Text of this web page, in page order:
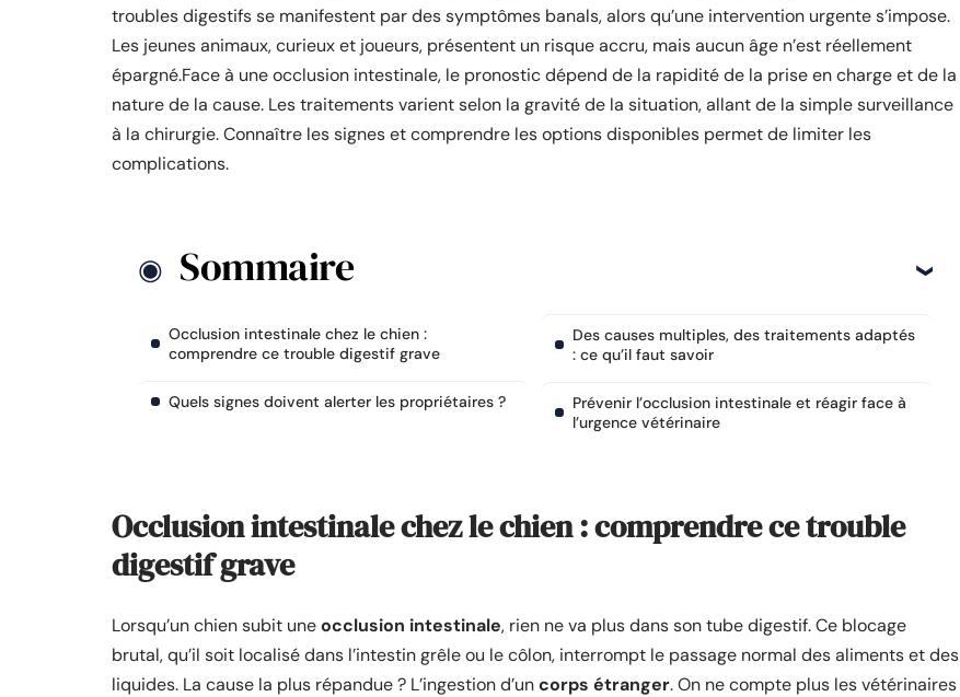
troubles digestifs se manifestent par des symptômes banals, alors qu’une intervention urgente s’impose.
Les jeunes animaux, curieux et joueurs, présentent un risque accru, mais aucun âge n’est réellement
épargné.Face à une occlusion intestinale, le pronostic dépend de la rapidité de la prise en charge et de la
nature de la cause. Les traitements varient selon la gravité de la situation, allant de la simple surveillance
à la chirurgie. Connaître les signes et comprendre les options disponibles permet de limiter les
complications.
Sommaire
Occlusion intestinale chez le chien :
comprendre ce trouble digestif grave
Quels signes doivent alerter les propriétaires ?
Des causes multiples, des traitements adaptés
: ce qu’il faut savoir
Prévenir l’occlusion intestinale et réagir face à
l’urgence vétérinaire
Occlusion intestinale chez le chien : comprendre ce trouble
digestif grave
Lorsqu’un chien subit uneocclusion intestinale, rien ne va plus dans son tube digestif. Ce blocage
brutal, qu’il soit localisé dans l’intestin grêle ou le côlon, interrompt le passage normal des aliments et des
liquides. La cause la plus répandue ? L’ingestion d’uncorps étranger. On ne compte plus les vétérinaires